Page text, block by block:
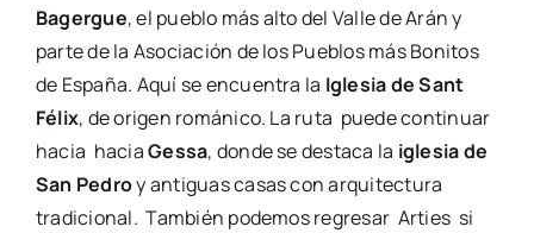
Bagergue, el pueblo más alto del Valle de Arán y
parte de la Asociación de los Pueblos más Bonitos
de España. Aquí se encuentra la Iglesia de Sant
Félix, de origen románico. La ruta puede continuar
hacia haciaGessa, donde se destaca la iglesia de
San Pedroy antiguas casas con arquitectura
tradicional. También podemos regresar Arties si